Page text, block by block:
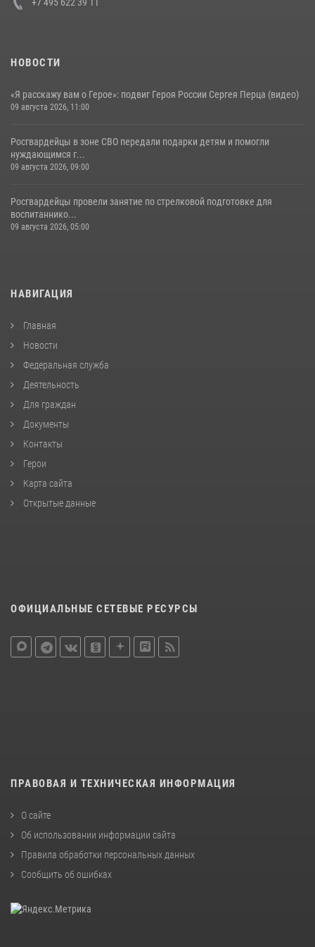
НОВОСТИ
«Я расскажу вам о Герое»: подвиг Героя России Сергея Перца (видео)
09 августа 2026, 11:00
Росгвардейцы в зоне СВО передали подарки детям и помогли
нуждающимся г...
09 августа 2026, 09:00
Росгвардейцы провели занятие по стрелковой подготовке для
воспитаннико...
09 августа 2026, 05:00
НАВИГАЦИЯ
Главная
Новости
Федеральная служба
Деятельность
Для граждан
Документы
Контакты
Герои
Карта сайта
Открытые данные
ОФИЦИАЛЬНЫЕ СЕТЕВЫЕ РЕСУРСЫ
ПРАВОВАЯ И ТЕХНИЧЕСКАЯ ИНФОРМАЦИЯ
О сайте
Об использовании информации сайта
Правила обработки персональных данных
Сообщить об ошибках